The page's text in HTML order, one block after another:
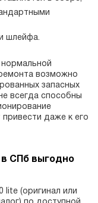
шлейфа.
возможно
запасных
всегда способны
привести даже к его
в СПб выгодно
lite (оригинал или